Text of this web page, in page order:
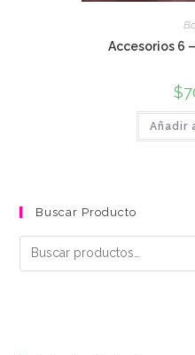
Accesorios 6
$
Añadir
Buscar Producto